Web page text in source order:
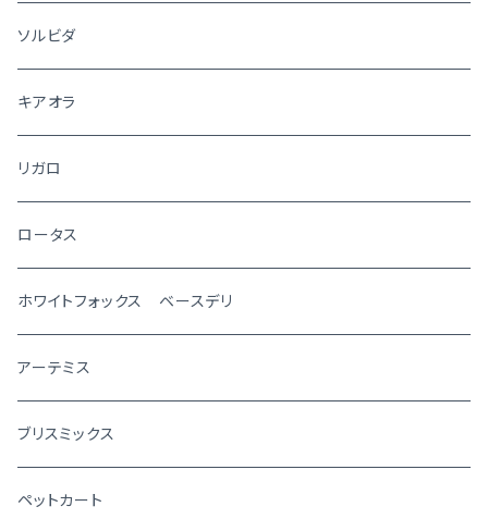
ソルビダ
キアオラ
リガロ
ロータス
ホワイトフォックス ベースデリ
アーテミス
ブリスミックス
ペットカート